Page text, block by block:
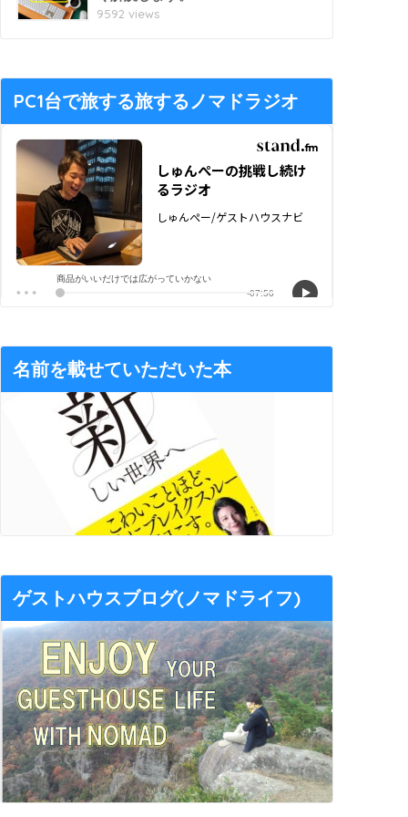
9592 views
PC1台で旅する旅するノマドラジオ
名前を載せていただいた本
ゲストハウスブログ(ノマドライフ)